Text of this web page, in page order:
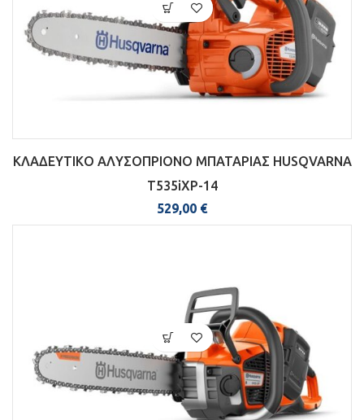
ΚΛΑΔΕΥΤΙΚΟ ΑΛΥΣΟΠΡΙΟΝΟ ΜΠΑΤΑΡΙΑΣ HUSQVARNA
T535iXP-14
529,00 €